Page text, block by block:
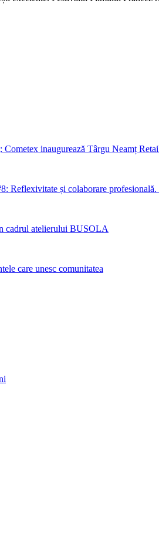
inaugurează Târgu Neamț
Reflexivitate și colaborare profesională.
cadrul atelierului BUSOLA
care unesc comunitatea